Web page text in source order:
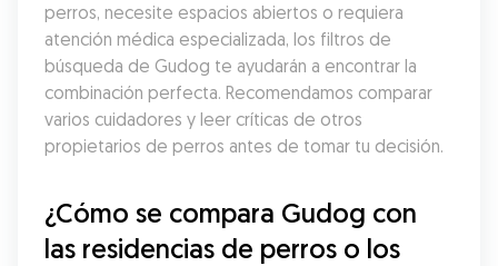
perros, necesite espacios abiertos o requiera
atención médica especializada, los filtros de
búsqueda de Gudog te ayudarán a encontrar la
combinación perfecta. Recomendamos comparar
varios cuidadores y leer críticas de otros
propietarios de perros antes de tomar tu decisión.
¿Cómo se compara Gudog con
las residencias de perros o los